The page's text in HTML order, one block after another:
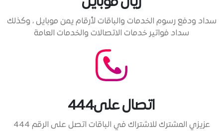
سداد ودفع رسوم الخدمات والباقات لأرقام يمن موبايل ، وكذلك
سداد فواتير خدمات الاتصالات والخدمات العامة
اتصال على444
عزيزي المشترك للاشتراك في الباقات اتصل على الرقم 444